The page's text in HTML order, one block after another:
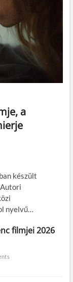
a
készült
nyelvű…
filmjei 2026